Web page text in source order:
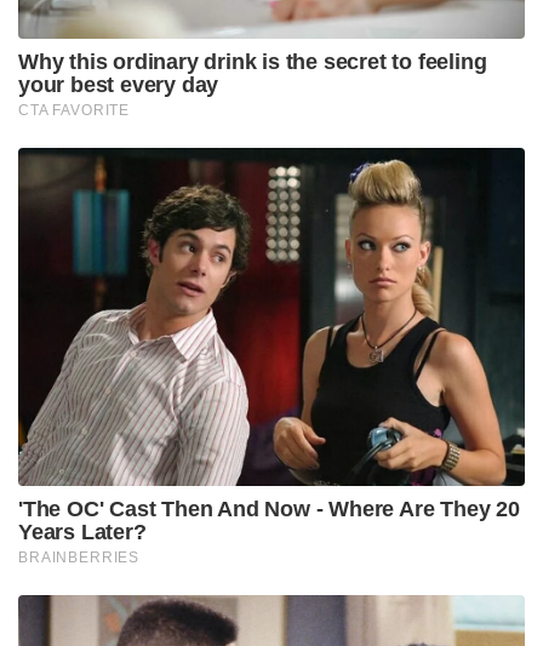
Why this ordinary drink is the secret to feeling
your best every day
CTA FAVORITE
'The OC' Cast Then And Now - Where Are They 20
Years Later?
BRAINBERRIES